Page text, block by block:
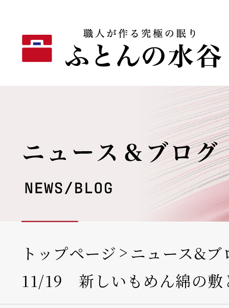
トップページ
ニュース&ブ
11/19 新しいもめん綿の